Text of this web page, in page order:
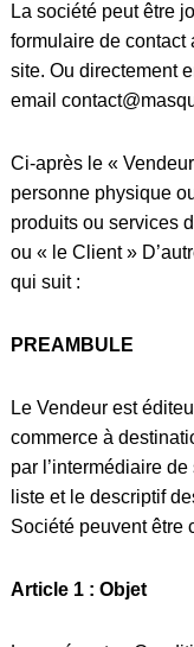
La société peut être
formulaire de contact
site. Ou directement
email
Ci-après le «
personne physique
produits ou services
ou « le Client »
qui suit :
PREAMBULE
Le Vendeur est
commerceà
par l’intermédiaire
liste et le descriptif
Société peuvent être
Article 1 : Objet